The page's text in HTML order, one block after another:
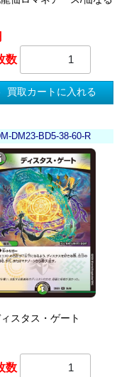
数
買取カートに入れる
DM23-BD5-38-60-R
スタス・ゲート
数